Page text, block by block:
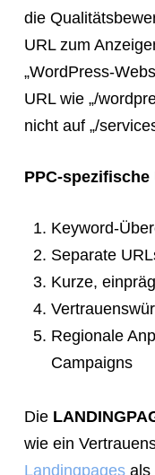
die
URL zum
„WordPress-
URL wie „/
nicht auf „/
PPC-spezifische
Keyword-
Separate
Kurze,
Regionale
Campaigns
Die
wie ein
Landingpagesals